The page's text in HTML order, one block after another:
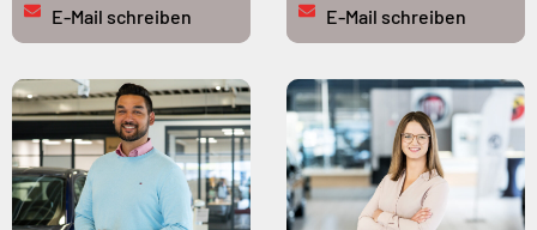
E-Mail schreiben
E-Mail schreiben